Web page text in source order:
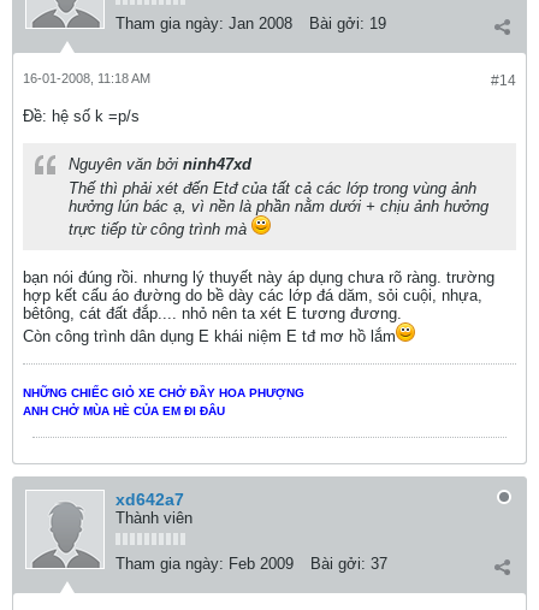
Tham gia ngày: Jan 2008 Bài gởi: 19
#14
16-01-2008, 11:18 AM
Ðề: hệ số k =p/s
Nguyên văn bởi ninh47xd
Thế thì phải xét đến Etđ của tất cả các lớp trong vùng ảnh
hưởng lún bác ạ, vì nền là phần nằm dưới + chịu ảnh hưởng
trực tiếp từ công trình mà
bạn nói đúng rồi. nhưng lý thuyết này áp dụng chưa rõ ràng. trường
hợp kết cấu áo đường do bề dày các lớp đá dăm, sỏi cuội, nhựa,
bêtông, cát đất đắp.... nhỏ nên ta xét E tương đương.
Còn công trình dân dụng E khái niệm E tđ mơ hồ lắm
NHỮNG CHIẾC GIỎ XE CHỞ ĐẦY HOA PHƯỢNG
ANH CHỞ MÙA HÈ CỦA EM ĐI ĐÂU
xd642a7
Thành viên
Tham gia ngày: Feb 2009 Bài gởi: 37